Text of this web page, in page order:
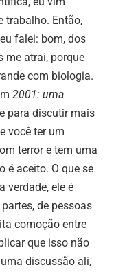
trabalho. Então,
falei: bom, dos
me atrai, porque
com biologia.
2001: uma
para discutir mais
você ter um
terror e tem uma
é aceito. O que se
verdade, ele é
de pessoas
comoção entre
que isso não
discussão ali,